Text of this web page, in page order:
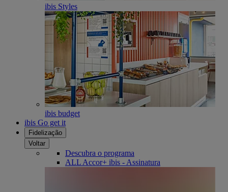
ibis Styles
ibis budget
ibis Go get it
Fidelização
Voltar
Descubra o programa
ALL Accor+ ibis - Assinatura